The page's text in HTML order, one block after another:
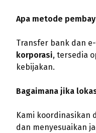
Apa metode
Transfer bank dan
korporasi, tersedia
kebijakan.
Bagaimana jika
Kami koordinasikan
dan menyesuaikan